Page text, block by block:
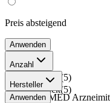
Preis absteigend
Anwenden
Anzahl
3x21 Stück (5)
6x21 Stück(5)
Hersteller
EMRA-MED
Anwenden